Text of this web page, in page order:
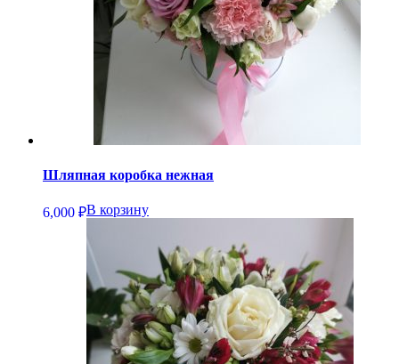
Шляпная коробка нежная
6,000 ₽В корзину